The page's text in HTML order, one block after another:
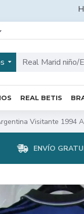
REAL BETIS
Visitante 1994
ENVÍO